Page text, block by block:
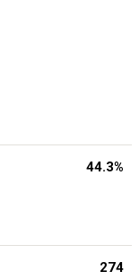
44.3%
274